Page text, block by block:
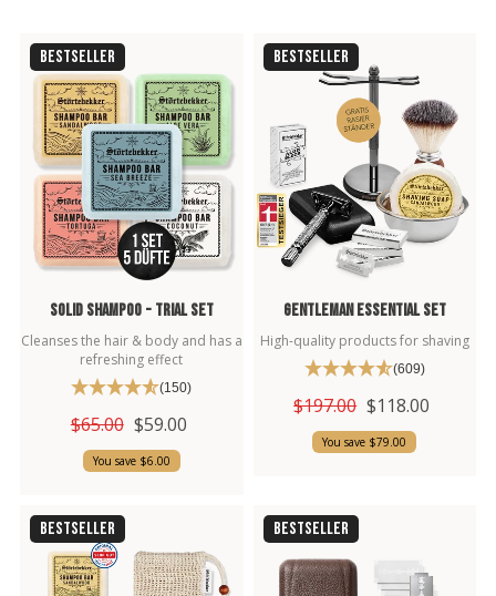
BESTSELLER
Solid Shampoo - Trial Set
Cleanses the hair & body and has a
refreshing effect
(150)
$65.00 $59.00
You save $6.00
BESTSELLER
Gentleman Essential Set
High-quality products for shaving
(609)
$197.00 $118.00
You save $79.00
BESTSELLER BESTSELLER